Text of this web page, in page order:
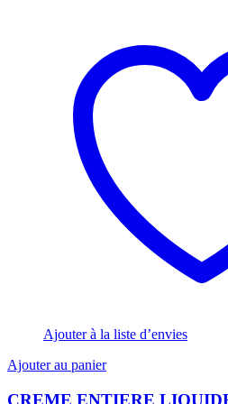
Ajouter à la liste d’envies
Ajouter au panier
CREME ENTIERE